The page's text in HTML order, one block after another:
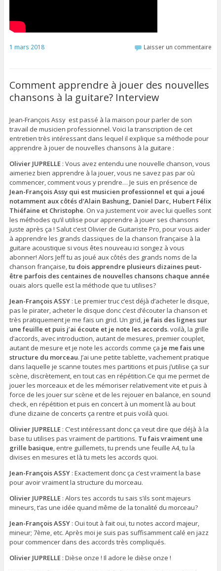
1 mars 2018 Laisser un commentaire
Comment apprendre à jouer des nouvelles
chansons à la guitare? Interview
Jean-François Assy est passé à la maison pour parler de son
travail de musicien professionnel. Voici la transcription de cet
entretien très intéressant dans lequel il explique sa méthode pour
apprendre à jouer de nouvelles chansons à la guitare :
Olivier JUPRELLE: Vous avez entendu une nouvelle chanson, vous
aimeriez bien apprendre à la jouer, vous ne savez pas par où
commencer, comment vous y prendre… Je suis en présence de
Jean-François Assy qui est musicien professionnel et qui a joué
notamment aux côtés d’Alain Bashung, Daniel Darc, Hubert Félix
Thiéfaine et Christophe. On va justement voir avec lui quelles sont
les méthodes qu’il utilise pour apprendre à jouer ses chansons
juste après ça ! Salut c’est Olivier de Guitariste Pro, pour vous aider
à apprendre les grands classiques de la chanson française à la
guitare acoustique si vous êtes nouveau ici songez à vous
abonner! Alors Jeff tu as joué aux côtés des grands noms de la
chanson française, tu dois apprendre plusieurs dizaines peut-
être parfois des centaines de nouvelles chansons chaque année
ouais alors quelle est la méthode que tu utilises?
Jean-François ASSY: Le premier truc c’est déjà d’acheter le disque,
pas le pirater, acheter le disque donc c’est d’écouter la chanson et
très pratiquement je me fais un grid. Un grid, je fais des lignes sur
une feuille et puis j’ai écoute et je note les accords. voilà, la grille
d’accords, avec introduction, autant de mesures, premier couplet,
autant de mesure et je note les accords comme ça je me fais une
structure du morceau. J’ai une petite tablette, vachement pratique
dans laquelle je scanne toutes mes partitions et puis j’utilise ça sur
scène, discrètement, en tout cas en répétition.Ce qui me permet de
jouer les morceaux et de les mémoriser relativement vite et puis à
force de les jouer sur scène et de les rejouer en balance, en sound
check, en répétition et puis en concert à un moment là au bout
d’une dizaine de concerts ça rentre et puis voilà quoi.
Olivier JUPRELLE: C’est intéressant donc ça veut dire que déjà à la
base tu utilises pas vraiment de partitions. Tu fais vraiment une
grille basique , entre guillemets, tu prends une feuille A4, tu la
divises en mesures et là tu mets les accords quoi.
Jean-François ASSY: Exactement donc ça c’est vraiment la base
pour avoir vraiment la structure du morceau.
Olivier JUPRELLE: Alors tes accords tu sais s’ils sont majeurs
mineurs, t’as une idée quand même de la tonalité du morceau?
Jean-François ASSY: Oui tout à fait oui, tu notes accord majeur,
mineur; 7ème, etc. Après moi je suis pas suffisamment calé en jazz
pour commencer dans des accords très compliqués.
Olivier JUPRELLE: Dièse onze ! Il adore le dièse onze !